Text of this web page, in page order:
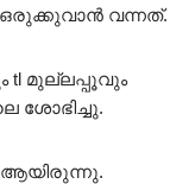
വന്നത്.
tl മുല്ലപ്പൂവും
ശോഭിച്ചു.